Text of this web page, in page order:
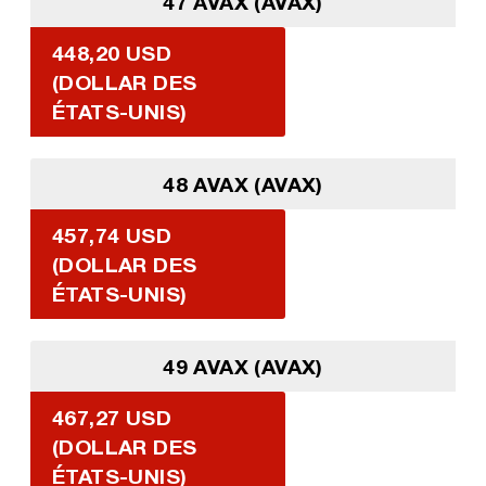
448,20 USD
(DOLLAR DES
ÉTATS-UNIS)
48 AVAX (AVAX)
457,74 USD
(DOLLAR DES
ÉTATS-UNIS)
49 AVAX (AVAX)
467,27 USD
(DOLLAR DES
ÉTATS-UNIS)